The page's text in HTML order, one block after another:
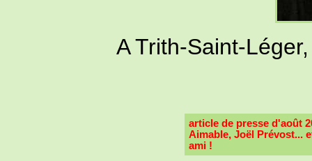
A Trith-Saint-
article de presse d'août
Aimable, Joël Prévost...
ami !